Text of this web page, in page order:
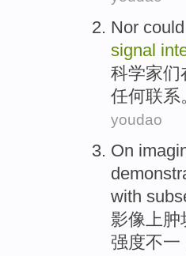
Nor could
signal
科学家们
任何联系
youdao
On
with
影像 上肿
强度不一